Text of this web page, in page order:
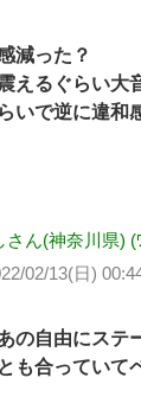
減った？
えるぐらい大
いで逆に違和
さん(神奈川県) (
02/13(日)
の自由にステ
も合っていて